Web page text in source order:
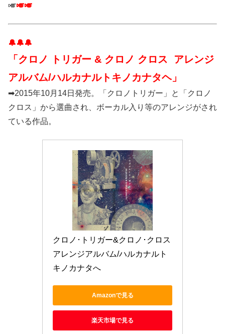
🎺🎺🎺
🔔🔔🔔
「クロノ トリガー & クロノ クロス アレンジ
アルバム/ハルカナルトキノカナタヘ」
➡2015年10月14日発売。「クロノトリガー」と「クロノ
クロス」から選曲され、ボーカル入り等のアレンジがされ
ている作品。
クロノ･トリガー&クロノ･クロス
アレンジアルバム/ハルカナルト
キノカナタへ
Amazonで見る
楽天市場で見る